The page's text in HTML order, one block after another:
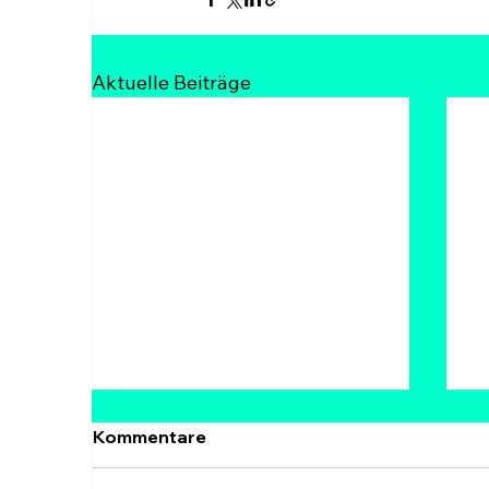
Aktuelle Beiträge
Krypto News
Kommentare